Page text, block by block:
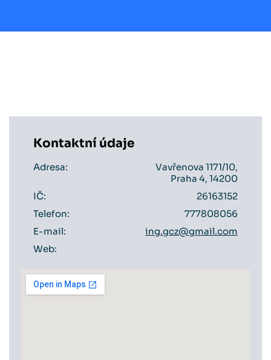
Kontaktní údaje
Adresa:
Vavřenova 1171/10,
Praha 4, 14200
IČ:
26163152
Telefon:
777808056
E-mail:
ing.gcz@gmail.com
Web: